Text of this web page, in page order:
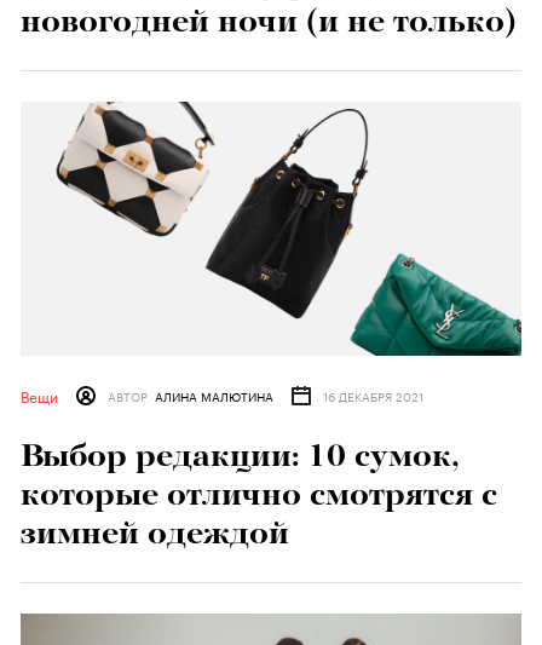
новогодней ночи (и не только)
Вещи АВТОР АЛИНА МАЛЮТИНА 16 ДЕКАБРЯ 2021
Выбор редакции: 10 сумок,
которые отлично смотрятся с
зимней одеждой